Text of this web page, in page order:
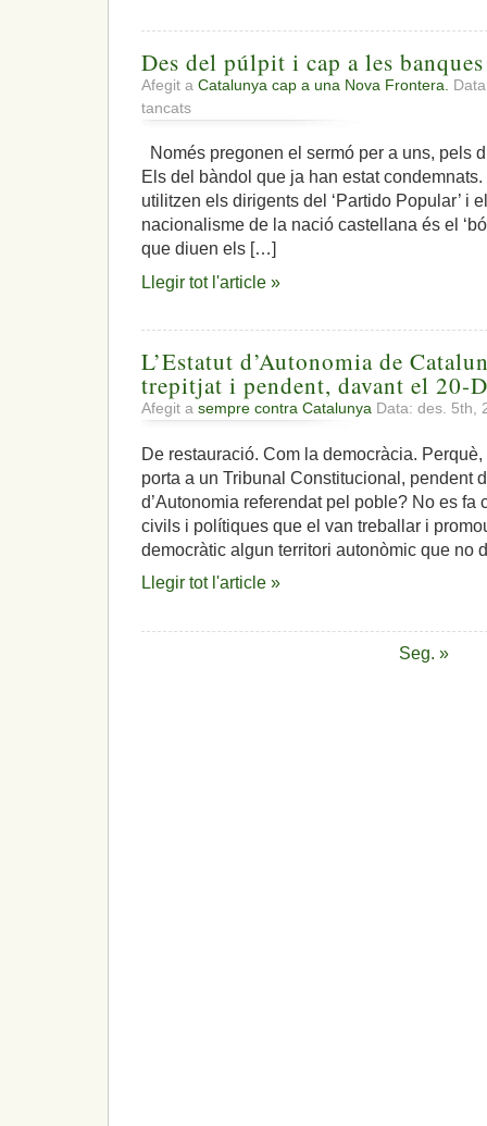
Des del púlpit i cap a les
Afegit a Catalunya cap a una Nova Frontera.
tancats
Des
púlpit
cap
les
banques
la
Només pregonen el sermó per a uns, pels
Els del bàndol que ja han estat
utilitzen els dirigents del ‘Partido Popular’ i
nacionalisme de la nació castellana és el
que diuen els […]
Llegir tot l'article »
L’Estatut d’Autonomia de
trepitjat i pendent, davant el 20-D
Afegit a sempre contra Catalunya Data: des. 5th,
De restauració. Com la democràcia.
porta a un Tribunal Constitucional, pendent
d’Autonomia referendat pel poble? No es fa
civils i polítiques que el van treballar i
democràtic algun territori autonòmic que no
Llegir tot l'article »
Seg. »